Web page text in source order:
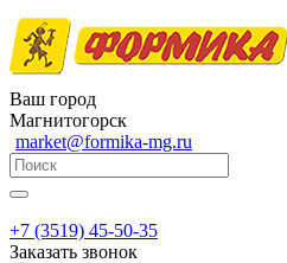
Ваш город
Магнитогорск
market@formika-mg.ru
+7 (3519) 45-50-35
Заказать звонок